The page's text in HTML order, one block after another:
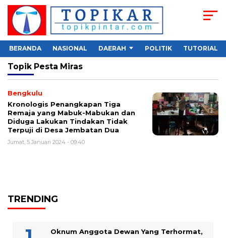
BERANDA NASIONAL DAERAH POLITIK TUTORIAL
Topik Pesta Miras
Bengkulu
Kronologis Penangkapan Tiga
Remaja yang Mabuk-Mabukan dan
Diduga Lakukan Tindakan Tidak
Terpuji di Desa Jembatan Dua
Jumat, 5 Januari 2024 - 09:40
TRENDING
Oknum Anggota Dewan Yang Terhormat,